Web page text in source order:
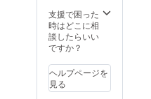
は、6月1日以降
順次発送いたし
ます。 ※領収証
はCAMPFIREで
発行・郵送いた
します。
支援で困った
時はどこに相
談したらいい
ですか？
ヘルプページを
見る